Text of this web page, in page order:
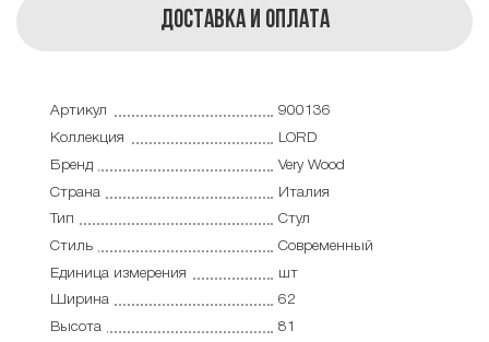
Доставка и оплата
Артикул
900136
Коллекция
LORD
Бренд
Very Wood
Страна
Италия
Тип
Стул
Стиль
Современный
Единица измерения
шт
Ширина
62
Высота
81